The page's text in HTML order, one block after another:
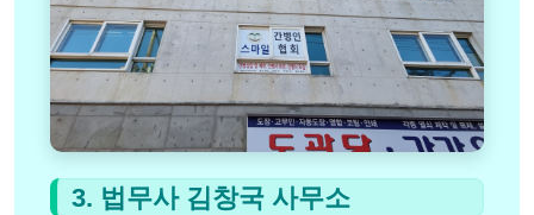
3. 법무사 김창국 사무소